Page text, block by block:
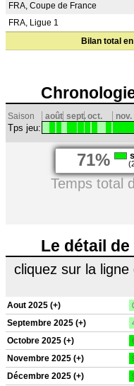
FRA, Coupe de France
FRA, Ligue 1
Bilan total
Saison août sept.oct. nov.
Tps jeu:
71%
Temps total
Le détail
cliquez sur la ligne
Aout 2025 (+)
Septembre 2025 (+)
Octobre 2025 (+)
Novembre 2025 (+)
Décembre 2025 (+)